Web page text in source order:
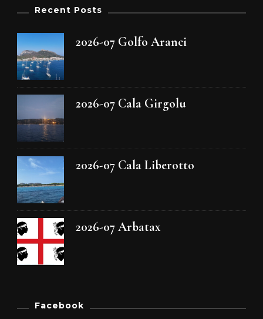
Recent Posts
2026-07 Golfo Aranci
2026-07 Cala Girgolu
2026-07 Cala Liberotto
2026-07 Arbatax
Facebook